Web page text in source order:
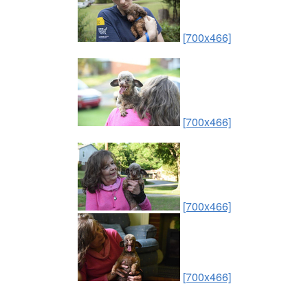
[700x466]
[700x466]
[700x466]
[700x466]